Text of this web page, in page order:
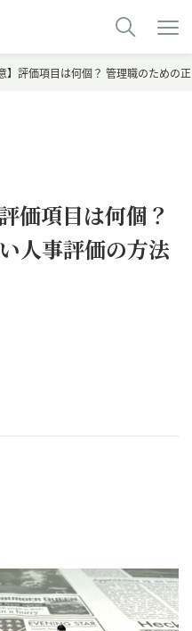
】評価項目は何個？ 管理職のための
価項目は何個？
人事評価の方法